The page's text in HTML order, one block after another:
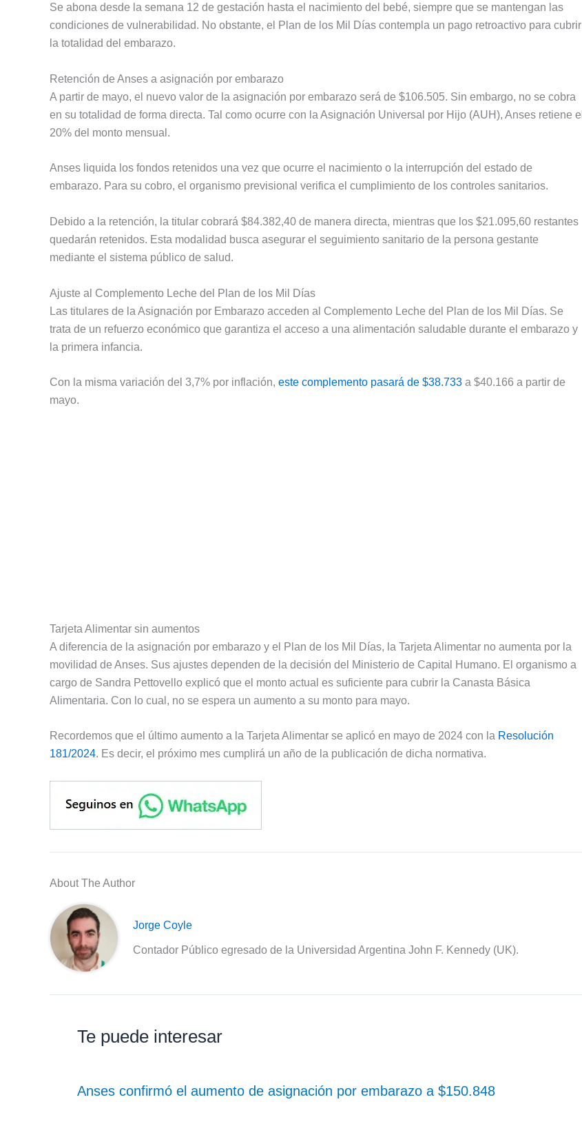
Se abona desde la semana 12 de gestación hasta el nacimiento del bebé, siempre que se mantengan las
condiciones de vulnerabilidad. No obstante, el Plan de los Mil Días contempla un pago retroactivo para cubrir
la totalidad del embarazo.
Retención de Anses a asignación por embarazo
A partir de mayo, el nuevo valor de la asignación por embarazo será de $106.505. Sin embargo, no se cobra
en su totalidad de forma directa. Tal como ocurre con la Asignación Universal por Hijo (AUH), Anses retiene el
20% del monto mensual.
Anses liquida los fondos retenidos una vez que ocurre el nacimiento o la interrupción del estado de
embarazo. Para su cobro, el organismo previsional verifica el cumplimiento de los controles sanitarios.
Debido a la retención, la titular cobrará $84.382,40 de manera directa, mientras que los $21.095,60 restantes
quedarán retenidos. Esta modalidad busca asegurar el seguimiento sanitario de la persona gestante
mediante el sistema público de salud.
Ajuste al Complemento Leche del Plan de los Mil Días
Las titulares de la Asignación por Embarazo acceden al Complemento Leche del Plan de los Mil Días. Se
trata de un refuerzo económico que garantiza el acceso a una alimentación saludable durante el embarazo y
la primera infancia.
Con la misma variación del 3,7% por inflación, este complemento pasará de $38.733 a $40.166 a partir de
mayo.
Tarjeta Alimentar sin aumentos
A diferencia de la asignación por embarazo y el Plan de los Mil Días, la Tarjeta Alimentar no aumenta por la
movilidad de Anses. Sus ajustes dependen de la decisión del Ministerio de Capital Humano. El organismo a
cargo de Sandra Pettovello explicó que el monto actual es suficiente para cubrir la Canasta Básica
Alimentaria. Con lo cual, no se espera un aumento a su monto para mayo.
Recordemos que el último aumento a la Tarjeta Alimentar se aplicó en mayo de 2024 con la Resolución
181/2024. Es decir, el próximo mes cumplirá un año de la publicación de dicha normativa.
About The Author
Jorge Coyle
Contador Público egresado de la Universidad Argentina John F. Kennedy (UK).
Te puede interesar
Anses confirmó el aumento de asignación por embarazo a $150.848